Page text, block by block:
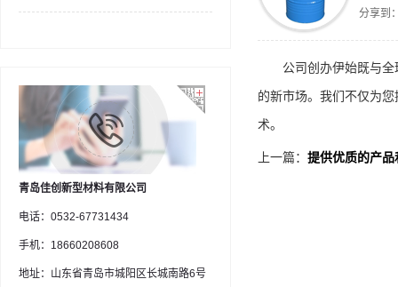
青岛佳创新型材料有限公司
电话：0532-67731434
手机：18660208608
地址：山东省青岛市城阳区长城南路6号
分享到
公司创办伊始既与全球
的新市场。我们不仅为
术。
上一篇： 提供优质的产